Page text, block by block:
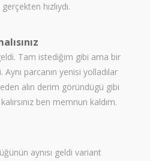
hızlıydı.
Tam istediğim gibi ama bir
Aynı parcanın yenisi yolladılar
alın derim göründügü gibi
ben memnun kaldım.
aynısı geldi variant